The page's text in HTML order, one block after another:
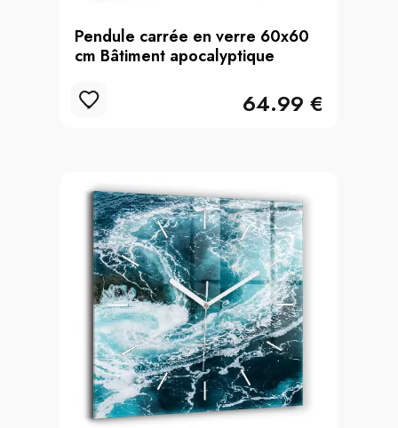
Pendule carrée en verre 60x60
cm Bâtiment apocalyptique
64.99 €